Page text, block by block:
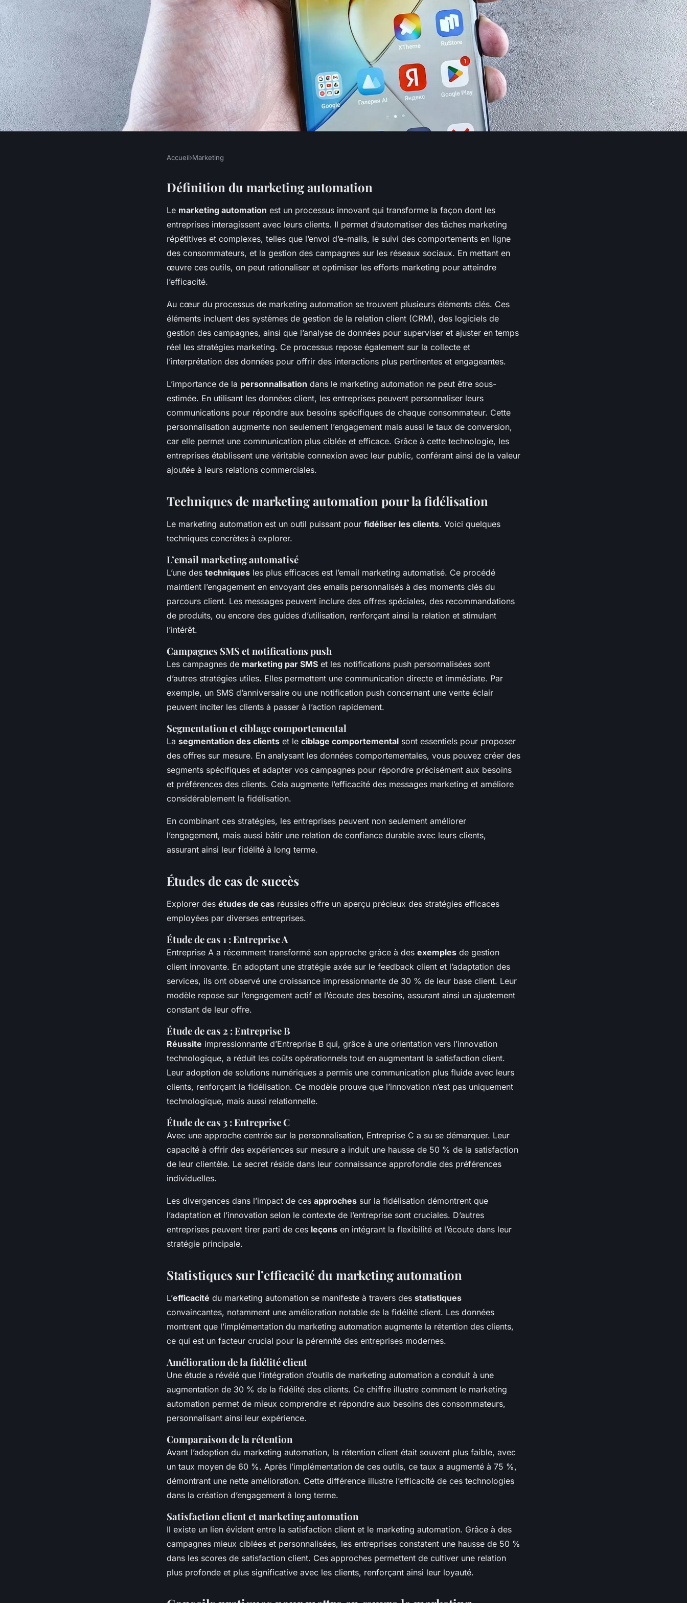
Comment le marketing automation
aide à la fidélisation des clients ?
Accueil›Marketing
Définition du marketing automation
Le marketing automation est un processus innovant qui transforme la façon dont les
entreprises interagissent avec leurs clients. Il permet d’automatiser des tâches marketing
répétitives et complexes, telles que l’envoi d’e-mails, le suivi des comportements en ligne
des consommateurs, et la gestion des campagnes sur les réseaux sociaux. En mettant en
œuvre ces outils, on peut rationaliser et optimiser les efforts marketing pour atteindre
l’efficacité.
Au cœur du processus de marketing automation se trouvent plusieurs éléments clés. Ces
éléments incluent des systèmes de gestion de la relation client (CRM), des logiciels de
gestion des campagnes, ainsi que l’analyse de données pour superviser et ajuster en temps
réel les stratégies marketing. Ce processus repose également sur la collecte et
l’interprétation des données pour offrir des interactions plus pertinentes et engageantes.
L’importance de la personnalisation dans le marketing automation ne peut être sous-
estimée. En utilisant les données client, les entreprises peuvent personnaliser leurs
communications pour répondre aux besoins spécifiques de chaque consommateur. Cette
personnalisation augmente non seulement l’engagement mais aussi le taux de conversion,
car elle permet une communication plus ciblée et efficace. Grâce à cette technologie, les
entreprises établissent une véritable connexion avec leur public, conférant ainsi de la valeur
ajoutée à leurs relations commerciales.
Techniques de marketing automation pour la fidélisation
Le marketing automation est un outil puissant pour fidéliser les clients. Voici quelques
techniques concrètes à explorer.
L’email marketing automatisé
L’une des techniques les plus efficaces est l’email marketing automatisé. Ce procédé
maintient l’engagement en envoyant des emails personnalisés à des moments clés du
parcours client. Les messages peuvent inclure des offres spéciales, des recommandations
de produits, ou encore des guides d’utilisation, renforçant ainsi la relation et stimulant
l’intérêt.
Campagnes SMS et notifications push
Les campagnes de marketing par SMS et les notifications push personnalisées sont
d’autres stratégies utiles. Elles permettent une communication directe et immédiate. Par
exemple, un SMS d’anniversaire ou une notification push concernant une vente éclair
peuvent inciter les clients à passer à l’action rapidement.
Segmentation et ciblage comportemental
La segmentation des clients et le ciblage comportemental sont essentiels pour proposer
des offres sur mesure. En analysant les données comportementales, vous pouvez créer des
segments spécifiques et adapter vos campagnes pour répondre précisément aux besoins
et préférences des clients. Cela augmente l’efficacité des messages marketing et améliore
considérablement la fidélisation.
En combinant ces stratégies, les entreprises peuvent non seulement améliorer
l’engagement, mais aussi bâtir une relation de confiance durable avec leurs clients,
assurant ainsi leur fidélité à long terme.
Études de cas de succès
Explorer des études de cas réussies offre un aperçu précieux des stratégies efficaces
employées par diverses entreprises.
Étude de cas 1 : Entreprise A
Entreprise A a récemment transformé son approche grâce à des exemples de gestion
client innovante. En adoptant une stratégie axée sur le feedback client et l’adaptation des
services, ils ont observé une croissance impressionnante de 30 % de leur base client. Leur
modèle repose sur l’engagement actif et l’écoute des besoins, assurant ainsi un ajustement
constant de leur offre.
Étude de cas 2 : Entreprise B
Réussite impressionnante d’Entreprise B qui, grâce à une orientation vers l’innovation
technologique, a réduit les coûts opérationnels tout en augmentant la satisfaction client.
Leur adoption de solutions numériques a permis une communication plus fluide avec leurs
clients, renforçant la fidélisation. Ce modèle prouve que l’innovation n’est pas uniquement
technologique, mais aussi relationnelle.
Étude de cas 3 : Entreprise C
Avec une approche centrée sur la personnalisation, Entreprise C a su se démarquer. Leur
capacité à offrir des expériences sur mesure a induit une hausse de 50 % de la satisfaction
de leur clientèle. Le secret réside dans leur connaissance approfondie des préférences
individuelles.
Les divergences dans l’impact de ces approches sur la fidélisation démontrent que
l’adaptation et l’innovation selon le contexte de l’entreprise sont cruciales. D’autres
entreprises peuvent tirer parti de ces leçons en intégrant la flexibilité et l’écoute dans leur
stratégie principale.
Statistiques sur l’efficacité du marketing automation
L’efficacité du marketing automation se manifeste à travers des statistiques
convaincantes, notamment une amélioration notable de la fidélité client. Les données
montrent que l’implémentation du marketing automation augmente la rétention des clients,
ce qui est un facteur crucial pour la pérennité des entreprises modernes.
Amélioration de la fidélité client
Une étude a révélé que l’intégration d’outils de marketing automation a conduit à une
augmentation de 30 % de la fidélité des clients. Ce chiffre illustre comment le marketing
automation permet de mieux comprendre et répondre aux besoins des consommateurs,
personnalisant ainsi leur expérience.
Comparaison de la rétention
Avant l’adoption du marketing automation, la rétention client était souvent plus faible, avec
un taux moyen de 60 %. Après l’implémentation de ces outils, ce taux a augmenté à 75 %,
démontrant une nette amélioration. Cette différence illustre l’efficacité de ces technologies
dans la création d’engagement à long terme.
Satisfaction client et marketing automation
Il existe un lien évident entre la satisfaction client et le marketing automation. Grâce à des
campagnes mieux ciblées et personnalisées, les entreprises constatent une hausse de 50 %
dans les scores de satisfaction client. Ces approches permettent de cultiver une relation
plus profonde et plus significative avec les clients, renforçant ainsi leur loyauté.